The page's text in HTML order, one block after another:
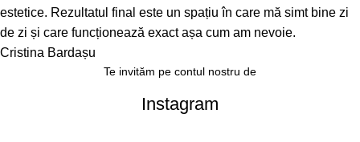
estetice. Rezultatul final este un spațiu în care mă simt bine zi
de zi și care funcționează exact așa cum am nevoie.
Cristina Bardașu
Te invităm pe contul nostru de
Instagram